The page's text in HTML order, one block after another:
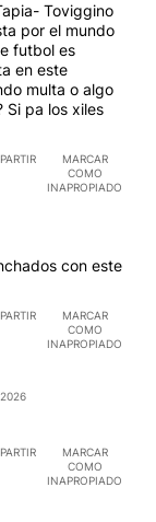
Toviggino
por el mundo
futbol es
en este
multa o algo
Si pa los xiles
MARCAR
COMO
INAPROPIADO
con este
MARCAR
COMO
INAPROPIADO
MARCAR
COMO
INAPROPIADO